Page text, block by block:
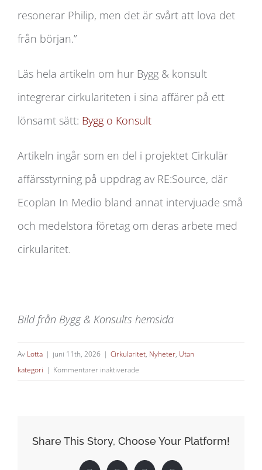
resonerar Philip, men det är svårt att lova det
från början.”
Läs hela artikeln om hur Bygg & konsult
integrerar cirkulariteten i sina affärer på ett
lönsamt sätt: Bygg o Konsult
Artikeln ingår som en del i projektet Cirkulär
affärsstyrning på uppdrag av RE:Source, där
Ecoplan In Medio bland annat intervjuade små
och medelstora företag om deras arbete med
cirkularitet.
Bild från Bygg & Konsults hemsida
Av Lotta | juni 11th, 2026 | Cirkularitet, Nyheter, Utan
kategori | Kommentarer inaktiverade
det
normala
Share This Story, Choose Your Platform!